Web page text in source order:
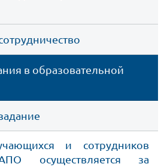
в образовательной
и сотрудников
осуществляется за